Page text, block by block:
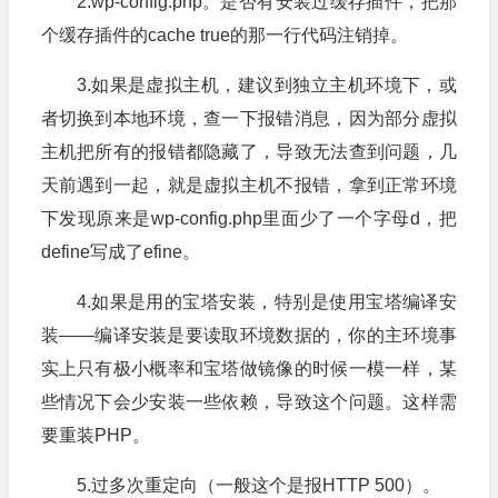
个缓存插件的cache true的那一行代码注销掉。
3.如果是虚拟主机，建议到独立主机环境下，或
者切换到本地环境，查一下报错消息，因为部分虚拟
主机把所有的报错都隐藏了，导致无法查到问题，几
天前遇到一起，就是虚拟主机不报错，拿到正常环境
下发现原来是wp-config.php里面少了一个字母d，把
define写成了efine。
4.如果是用的宝塔安装，特别是使用宝塔编译安
装——编译安装是要读取环境数据的，你的主环境事
实上只有极小概率和宝塔做镜像的时候一模一样，某
些情况下会少安装一些依赖，导致这个问题。这样需
要重装PHP。
5.过多次重定向（一般这个是报HTTP 500）。